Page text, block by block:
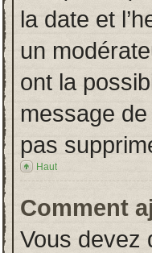
la date et
un
ont la
message
pas
Haut
Comment
Vous devez